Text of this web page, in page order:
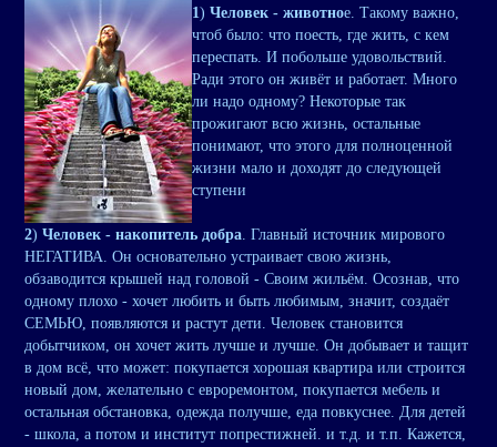
1) Человек - животное. Такому важно,
чтоб было: что поесть, где жить, с кем
переспать. И побольше удовольствий.
Ради этого он живёт и работает. Много
ли надо одному? Некоторые так
прожигают всю жизнь, остальные
понимают, что этого для полноценной
жизни мало и доходят до следующей
ступени
2) Человек - накопитель добра. Главный источник мирового
НЕГАТИВА. Он основательно устраивает свою жизнь,
обзаводится крышей над головой - Своим жильём. Осознав, что
одному плохо - хочет любить и быть любимым, значит, создаёт
СЕМЬЮ, появляются и растут дети. Человек становится
добытчиком, он хочет жить лучше и лучше. Он добывает и тащит
в дом всё, что может: покупается хорошая квартира или строится
новый дом, желательно с евроремонтом, покупается мебель и
остальная обстановка, одежда получше, еда повкуснее. Для детей
- школа, а потом и институт попрестижней. и т.д. и т.п. Кажется,